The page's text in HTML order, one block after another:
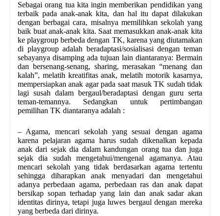
Sebagai orang tua kita ingin memberikan pendidikan yang
terbaik pada anak-anak kita, dan hal itu dapat dilakukan
dengan berbagai cara, misalnya memilihkan sekolah yang
baik buat anak-anak kita. Saat memasukkan anak-anak kita
ke playgroup berbeda dengan TK, karena yang diutamakan
di playgroup adalah beradaptasi/sosialisasi dengan teman
sebayanya disamping ada tujuan lain diantaranya: Bermain
dan bersenang-senang, sharing, merasakan “menang dan
kalah”, melatih kreatifitas anak, melatih motorik kasarnya,
mempersiapkan anak agar pada saat masuk TK sudah tidak
lagi susah dalam bergaul/beradaptasi dengan guru serta
teman-temannya. Sedangkan untuk pertimbangan
pemilihan TK diantaranya adalah :
– Agama, mencari sekolah yang sesuai dengan agama
karena pelajaran agama harus sudah dikenalkan kepada
anak dari sejak dia dalam kandungan orang tua dan juga
sejak dia sudah mengetahui/mengenal agamanya. Atau
mencari sekolah yang tidak berdasarkan agama tertentu
sehingga diharapkan anak menyadari dan mengetahui
adanya perbedaan agama, perbedaan ras dan anak dapat
bersikap sopan terhadap yang lain dan anak sadar akan
identitas dirinya, tetapi juga luwes bergaul dengan mereka
yang berbeda dari dirinya.